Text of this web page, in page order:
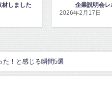
説明会レポート
17日
ポートセ
た！と感じる瞬間5選